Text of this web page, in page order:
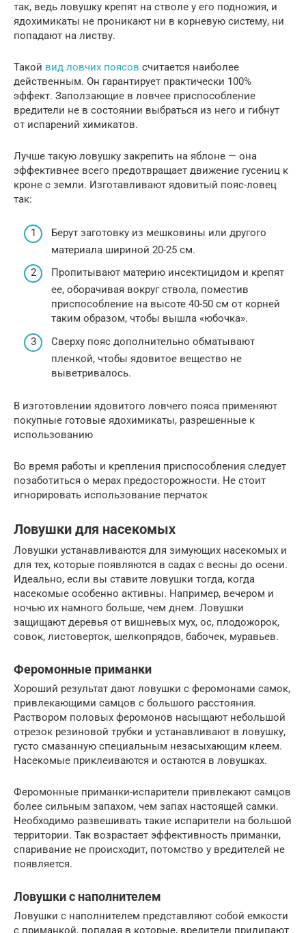
так, ведь ловушку крепят на стволе у его подножия, и
ядохимикаты не проникают ни в корневую систему, ни
попадают на листву.
Такой вид ловчих поясов считается наиболее
действенным. Он гарантирует практически 100%
эффект. Заползающие в ловчее приспособление
вредители не в состоянии выбраться из него и гибнут
от испарений химикатов.
Лучше такую ловушку закрепить на яблоне — она
эффективнее всего предотвращает движение гусениц к
кроне с земли. Изготавливают ядовитый пояс-ловец
так:
Берут заготовку из мешковины или другого
материала шириной 20-25 см.
Пропитывают материю инсектицидом и крепят
ее, оборачивая вокруг ствола, поместив
приспособление на высоте 40-50 см от корней
таким образом, чтобы вышла «юбочка».
Сверху пояс дополнительно обматывают
пленкой, чтобы ядовитое вещество не
выветривалось.
В изготовлении ядовитого ловчего пояса применяют
покупные готовые ядохимикаты, разрешенные к
использованию
Во время работы и крепления приспособления следует
позаботиться о мерах предосторожности. Не стоит
игнорировать использование перчаток
Ловушки для насекомых
Ловушки устанавливаются для зимующих насекомых и
для тех, которые появляются в садах с весны до осени.
Идеально, если вы ставите ловушки тогда, когда
насекомые особенно активны. Например, вечером и
ночью их намного больше, чем днем. Ловушки
защищают деревья от вишневых мух, ос, плодожорок,
совок, листоверток, шелкопрядов, бабочек, муравьев.
Феромонные приманки
Хороший результат дают ловушки с феромонами самок,
привлекающими самцов с большого расстояния.
Раствором половых феромонов насыщают небольшой
отрезок резиновой трубки и устанавливают в ловушку,
густо смазанную специальным незасыхающим клеем.
Насекомые приклеиваются и остаются в ловушках.
Феромонные приманки-испарители привлекают самцов
более сильным запахом, чем запах настоящей самки.
Необходимо развешивать такие испарители на большой
территории. Так возрастает эффективность приманки,
спаривание не происходит, потомство у вредителей не
появляется.
Ловушки с наполнителем
Ловушки с наполнителем представляют собой емкости
с приманкой, попадая в которые, вредители прилипают